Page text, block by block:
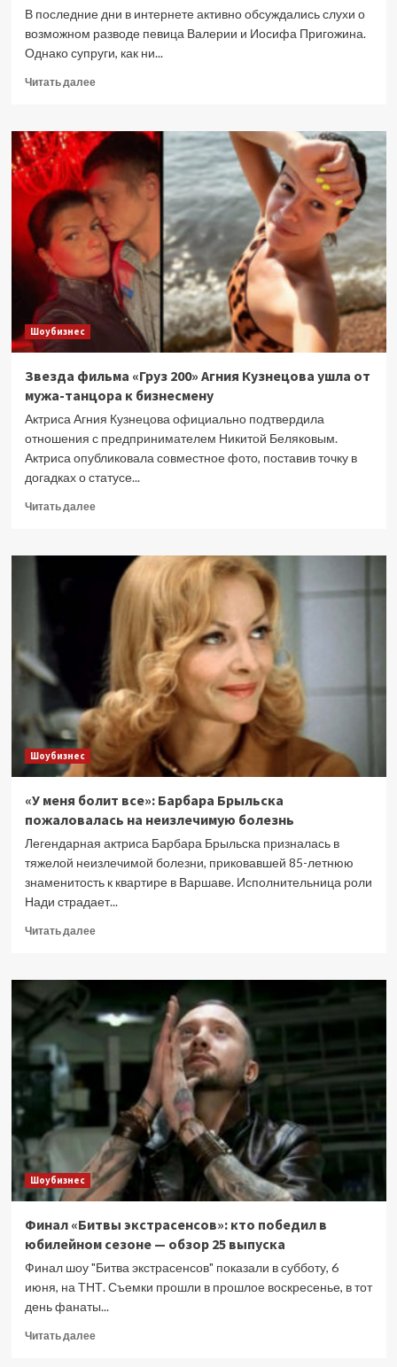
В последние дни в интернете активно обсуждались слухи о
возможном разводе певица Валерии и Иосифа Пригожина.
Однако супруги, как ни...
Читать далееПрочитать
Певица
Валерия
и
Иосиф
Пригожин
показали
поцелую
в
честь
22-
годовщины
свадьбы
(бронзовой)
Шоубизнес
Звезда фильма «Груз 200» Агния Кузнецова ушла от
мужа-танцора к бизнесмену
Актриса Агния Кузнецова официально подтвердила
отношения с предпринимателем Никитой Беляковым.
Актриса опубликовала совместное фото, поставив точку в
догадках о статусе...
Читать далееПрочитать
Звезда
фильма
«Груз
200»
Кузнецова
ушла
от
мужа-
танцора
к
бизнесмену
Шоубизнес
«У меня болит все»: Барбара Брыльска
пожаловалась на неизлечимую болезнь
Легендарная актриса Барбара Брыльска призналась в
тяжелой неизлечимой болезни, приковавшей 85-летнюю
знаменитость к квартире в Варшаве. Исполнительница роли
Нади страдает...
Читать далееПрочитать
«У
болит
все»:
Брыльска
пожаловалась
неизлечимую
болезнь
Шоубизнес
Финал «Битвы экстрасенсов»: кто победил в
юбилейном сезоне — обзор 25 выпуска
Финал шоу "Битва экстрасенсов" показали в субботу, 6
июня, на ТНТ. Съемки прошли в прошлое воскресенье, в тот
день фанаты...
Читать далееПрочитать